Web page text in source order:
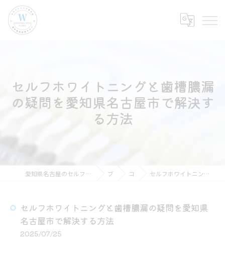
セルフホワイトニングと歯槽膿漏
の疑問を愛知県名古屋市で解決す
る方法
愛知県名古屋のセルフホワイトニングならホワイトニングショップ名古屋店 ブログ コラム セルフホワイトニングと歯槽膿漏の疑問を愛知県名古屋市で解決する方法
セルフホワイトニングと歯槽膿漏の疑問を愛知県
名古屋市で解決する方法
2025/07/25